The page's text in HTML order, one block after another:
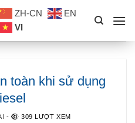
ZH-CN
EN
VI
toàn khi sử dụng
- 309 LƯỢT XEM